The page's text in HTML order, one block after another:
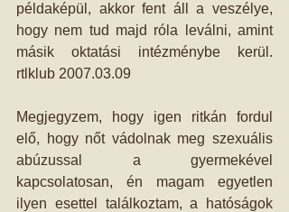
példaképül, akkor fent áll a veszélye,
hogy nem tud majd róla leválni, amint
másik oktatási intézménybe kerül.
rtlklub 2007.03.09
Megjegyzem, hogy igen ritkán fordul
elő, hogy nőt vádolnak meg szexuális
abúzussal a gyermekével
kapcsolatosan, én magam egyetlen
ilyen esettel találkoztam, a hatóságok